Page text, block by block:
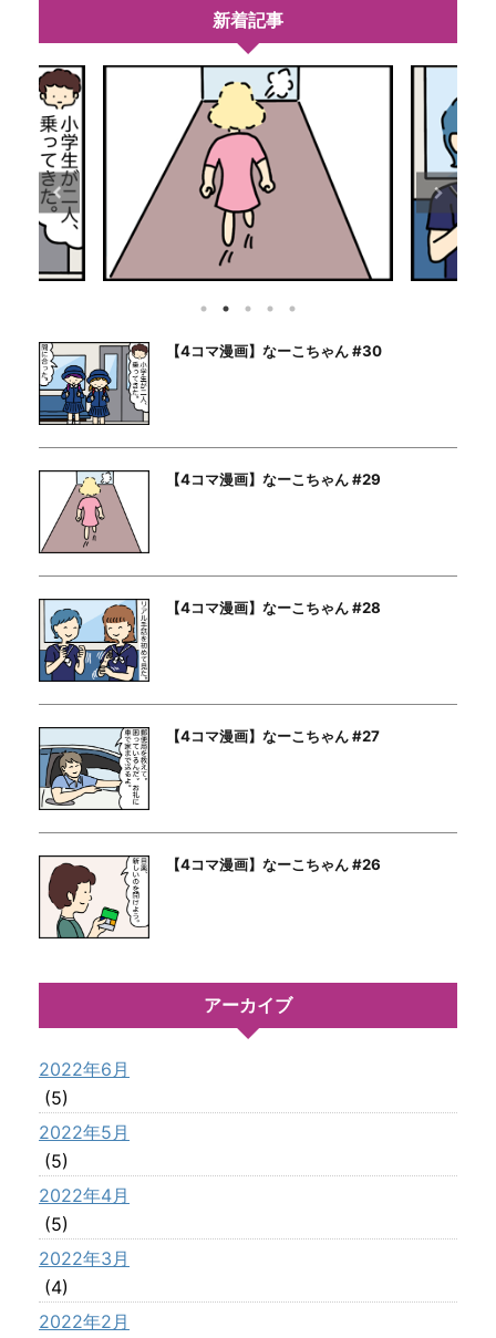
新着記事
【4コマ漫画】なーこちゃん #30
【4コマ漫画】なーこちゃん #29
【4コマ漫画】なーこちゃん #28
【4コマ漫画】なーこちゃん #27
【4コマ漫画】なーこちゃん #26
アーカイブ
2022年6月
(5)
2022年5月
(5)
2022年4月
(5)
2022年3月
(4)
2022年2月